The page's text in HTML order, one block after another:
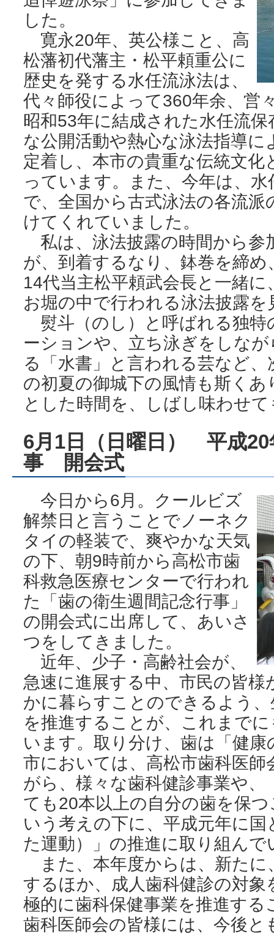
した。
寛永20年、英公様こと、高
松藩初代藩主・松平頼重公に
歴史を発する水任流泳法は、
代々師役によって360年余、営
昭和53年に結成された水任流
な公開活動や熱心な泳法指導
定着し、本市の貴重な伝統文
っています。また、今年は、
で、全国から古式泳法の各流
けてくれていました。
私は、泳法披露の時間から参
が、到着するなり、鉢巻を締
14代当主松平頼武会長と一緒
お堀の中で行われる泳法披露
熨斗（のし）と呼ばれる独特
ーションや、立ち泳ぎをしな
る「水書」と言われる芸など
の初夏の御城下の風情も斯く
とした時間を、しばし味わせ
6月1日（日曜日） 平成20
事 開会式
今日から6月。クールビズ
解禁日と言うことでノーネク
タイの軽装で、爽やかな天気
の下、朝9時前から高松市歯
科救急医療センターで行われ
た「歯の衛生週間記念行事」
の開会式に出席して、あいさ
つをしてきました。
近年、少子・高齢社会が、
急速に進展する中、市民の皆
かに暮らすことのできるよう
を推進することが、これまで
います。取り分け、歯は「健
市においては、高松市歯科医
がら、様々な歯科健診事業や
ても20本以上の自分の歯を保
いう考えの下に、平成元年に
た運動）」の推進に取り組ん
また、本年度からは、新たに
するほか、成人歯科健診の対
極的に歯科保健事業を推進す
歯科医師会の皆様には、今後